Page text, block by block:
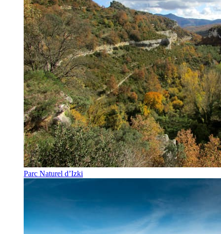
Parc Naturel d’Izki